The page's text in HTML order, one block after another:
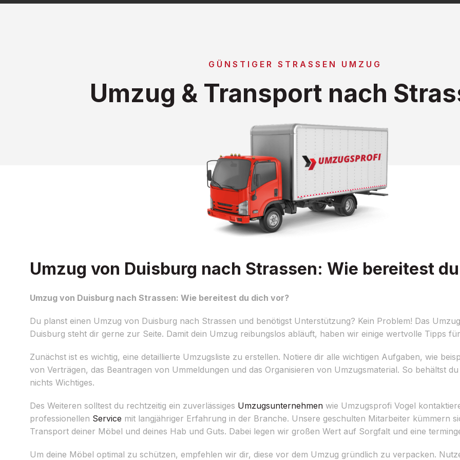
GÜNSTIGER STRASSEN UMZUG
Umzug & Transport nach
Umzug von Duisburg nach Strassen: Wie bereitest
Umzug von Duisburg nach Strassen: Wie bereitest du dich vor?
Du planst einen Umzug von Duisburg nach Strassen und benötigst Unterstützung? Kein Problem! Das
Duisburg steht dir gerne zur Seite. Damit dein Umzug reibungslos abläuft, haben wir einige wertvolle Tipps
Zunächst ist es wichtig, eine detaillierte Umzugsliste zu erstellen. Notiere dir alle wichtigen Aufgaben, wie
von Verträgen, das Beantragen von Ummeldungen und das Organisieren von Umzugsmaterial. So behältst
nichts Wichtiges.
Des Weiteren solltest du rechtzeitig ein zuverlässiges Umzugsunternehmen wie Umzugsprofi Vogel
professionellen Service mit langjähriger Erfahrung in der Branche. Unsere geschulten Mitarbeiter kümmern
Transport deiner Möbel und deines Hab und Guts. Dabei legen wir großen Wert auf Sorgfalt und eine
Um deine Möbel optimal zu schützen, empfehlen wir dir, diese vor dem Umzug gründlich zu verpacken.